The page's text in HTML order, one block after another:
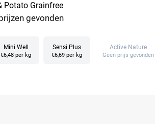
Potato Grainfree
gevonden
Mini Well
€6,48 per kg
Sensi Plus
€6,69 per kg
Active Nature
Geen prijs gevonden